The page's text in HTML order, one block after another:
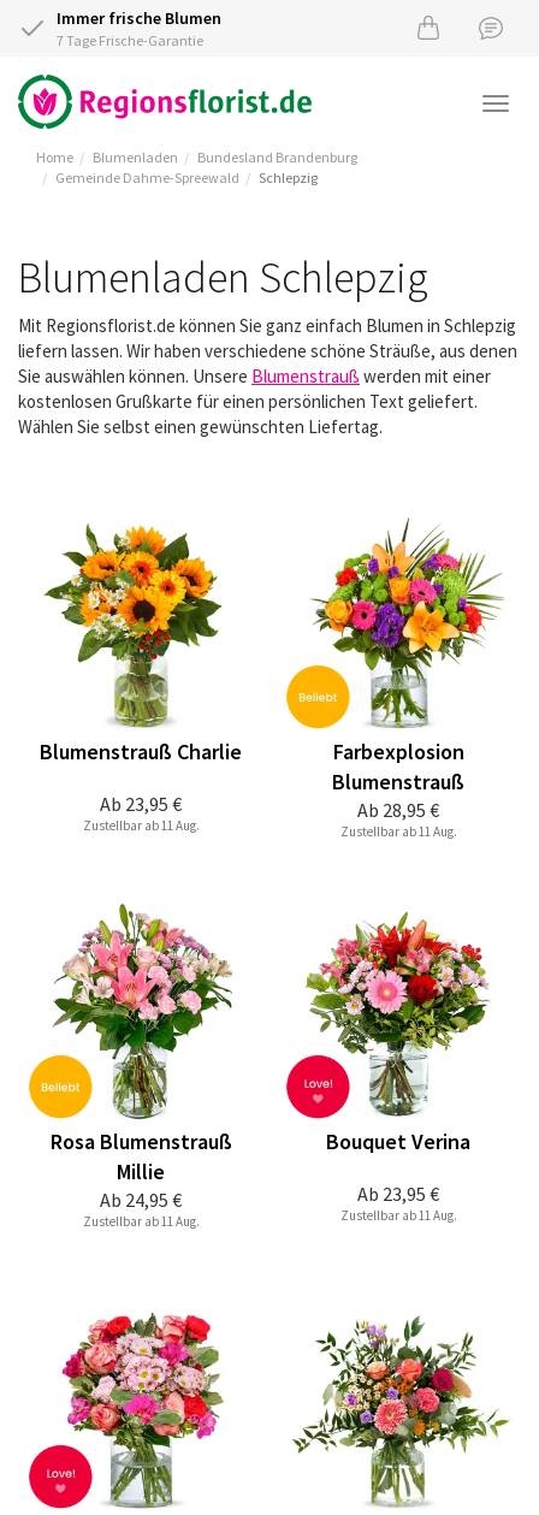
Immer frische Blumen
7 Tage Frische-Garantie
Home Blumenladen
Bundesland Brandenburg
Gemeinde Dahme-Spreewald
Schlepzig
Blumenladen Schlepzig
Mit Regionsflorist.de können Sie ganz einfach Blumen in Schlepzig
liefern lassen. Wir haben verschiedene schöne Sträuße, aus denen
Sie auswählen können. Unsere Blumenstrauß werden mit einer
kostenlosen Grußkarte für einen persönlichen Text geliefert.
Wählen Sie selbst einen gewünschten Liefertag.
Ab 23,95 €
Blumenstrauß Charlie
Zustellbar ab 11 Aug.
Ab 28,95 €
Farbexplosion
Blumenstrauß
Zustellbar ab 11 Aug.
Ab 24,95 €
Rosa Blumenstrauß
Millie
Zustellbar ab 11 Aug.
Ab 23,95 €
Bouquet Verina
Zustellbar ab 11 Aug.